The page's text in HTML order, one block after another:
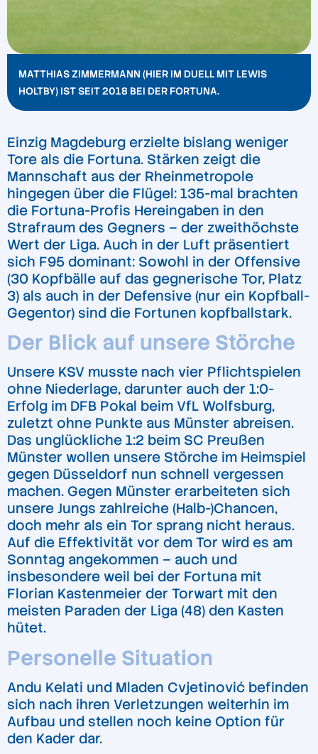
MATTHIAS ZIMMERMANN (HIER IM DUELL MIT LEWIS
HOLTBY) IST SEIT 2018 BEI DER FORTUNA.
Einzig Magdeburg erzielte bislang weniger
Tore als die Fortuna. Stärken zeigt die
Mannschaft aus der Rheinmetropole
hingegen über die Flügel: 135-mal brachten
die Fortuna-Profis Hereingaben in den
Strafraum des Gegners – der zweithöchste
Wert der Liga. Auch in der Luft präsentiert
sich F95 dominant: Sowohl in der Offensive
(30 Kopfbälle auf das gegnerische Tor, Platz
3) als auch in der Defensive (nur ein Kopfball-
Gegentor) sind die Fortunen kopfballstark.
Der Blick auf unsere Störche
Unsere KSV musste nach vier Pflichtspielen
ohne Niederlage, darunter auch der 1:0-
Erfolg im DFB Pokal beim VfL Wolfsburg,
zuletzt ohne Punkte aus Münster abreisen.
Das unglückliche 1:2 beim SC Preußen
Münster wollen unsere Störche im Heimspiel
gegen Düsseldorf nun schnell vergessen
machen. Gegen Münster erarbeiteten sich
unsere Jungs zahlreiche (Halb-)Chancen,
doch mehr als ein Tor sprang nicht heraus.
Auf die Effektivität vor dem Tor wird es am
Sonntag angekommen – auch und
insbesondere weil bei der Fortuna mit
Florian Kastenmeier der Torwart mit den
meisten Paraden der Liga (48) den Kasten
hütet.
Personelle Situation
Andu Kelati und Mladen Cvjetinović befinden
sich nach ihren Verletzungen weiterhin im
Aufbau und stellen noch keine Option für
den Kader dar.